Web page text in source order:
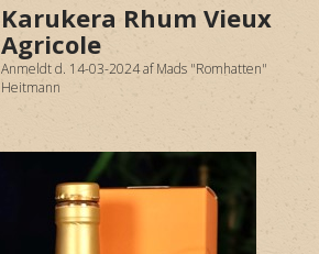
Karukera Rhum Vieux
Agricole
Anmeldt d. 14-03-2024afMads "Romhatten"
Heitmann